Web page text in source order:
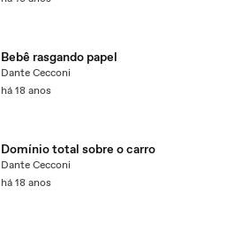
Bebê rasgando papel
Dante Cecconi
há 18 anos
Domínio total sobre o carro
Dante Cecconi
há 18 anos